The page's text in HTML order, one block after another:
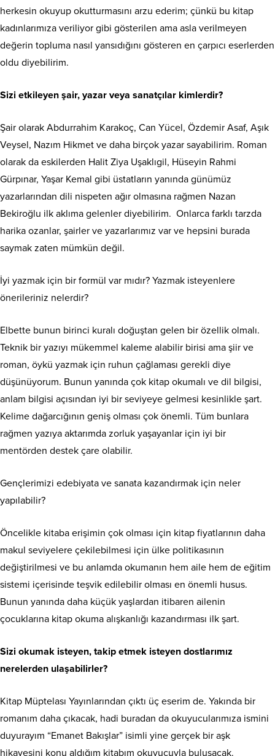
herkesin okuyup okutturmasını arzu ederim; çünkü bu kitap
kadınlarımıza veriliyor gibi gösterilen ama asla verilmeyen
değerin topluma nasıl yansıdığını gösteren en çarpıcı eserlerden
oldu diyebilirim.
Sizi etkileyen şair, yazar veya sanatçılar kimlerdir?
Şair olarak Abdurrahim Karakoç, Can Yücel, Özdemir Asaf, Aşık
Veysel, Nazım Hikmet ve daha birçok yazar sayabilirim. Roman
olarak da eskilerden Halit Ziya Uşaklıgil, Hüseyin Rahmi
Gürpınar, Yaşar Kemal gibi üstatların yanında günümüz
yazarlarından dili nispeten ağır olmasına rağmen Nazan
Bekiroğlu ilk aklıma gelenler diyebilirim. Onlarca farklı tarzda
harika ozanlar, şairler ve yazarlarımız var ve hepsini burada
saymak zaten mümkün değil.
İyi yazmak için bir formül var mıdır? Yazmak isteyenlere
önerileriniz nelerdir?
Elbette bunun birinci kuralı doğuştan gelen bir özellik olmalı.
Teknik bir yazıyı mükemmel kaleme alabilir birisi ama şiir ve
roman, öykü yazmak için ruhun çağlaması gerekli diye
düşünüyorum. Bunun yanında çok kitap okumalı ve dil bilgisi,
anlam bilgisi açısından iyi bir seviyeye gelmesi kesinlikle şart.
Kelime dağarcığının geniş olması çok önemli. Tüm bunlara
rağmen yazıya aktarımda zorluk yaşayanlar için iyi bir
mentörden destek çare olabilir.
Gençlerimizi edebiyata ve sanata kazandırmak için neler
yapılabilir?
Öncelikle kitaba erişimin çok olması için kitap fiyatlarının daha
makul seviyelere çekilebilmesi için ülke politikasının
değiştirilmesi ve bu anlamda okumanın hem aile hem de eğitim
sistemi içerisinde teşvik edilebilir olması en önemli husus.
Bunun yanında daha küçük yaşlardan itibaren ailenin
çocuklarına kitap okuma alışkanlığı kazandırması ilk şart.
Sizi okumak isteyen, takip etmek isteyen dostlarımız
nerelerden ulaşabilirler?
Kitap Müptelası Yayınlarından çıktı üç eserim de. Yakında bir
romanım daha çıkacak, hadi buradan da okuyucularımıza ismini
duyurayım “Emanet Bakışlar” isimli yine gerçek bir aşk
hikayesini konu aldığım kitabım okuyucuyla buluşacak.